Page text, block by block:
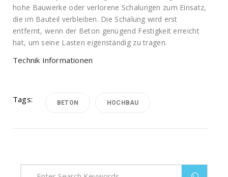
hohe Bauwerke oder verlorene Schalungen zum Einsatz,
die im Bauteil verbleiben. Die Schalung wird erst
entfernt, wenn der Beton genügend Festigkeit erreicht
hat, um seine Lasten eigenständig zu tragen.
Technik Informationen
Tags: BETON HOCHBAU